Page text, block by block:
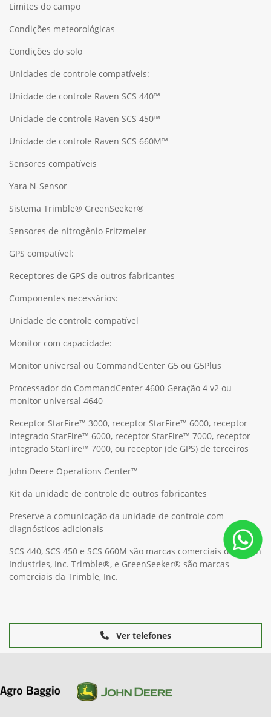
Limites do campo
Condições meteorológicas
Condições do solo
Unidades de controle compatíveis:
Unidade de controle Raven SCS 440™
Unidade de controle Raven SCS 450™
Unidade de controle Raven SCS 660M™
Sensores compatíveis
Yara N-Sensor
Sistema Trimble® GreenSeeker®
Sensores de nitrogênio Fritzmeier
GPS compatível:
Receptores de GPS de outros fabricantes
Componentes necessários:
Unidade de controle compatível
Monitor com capacidade:
Monitor universal ou CommandCenter G5 ou G5Plus
Processador do CommandCenter 4600 Geração 4 v2 ou
monitor universal 4640
Receptor StarFire™ 3000, receptor StarFire™ 6000, receptor
integrado StarFire™ 6000, receptor StarFire™ 7000, receptor
integrado StarFire™ 7000, ou receptor (de GPS) de terceiros
John Deere Operations Center™
Kit da unidade de controle de outros fabricantes
Preserve a comunicação da unidade de controle com
diagnósticos adicionais
SCS 440, SCS 450 e SCS 660M são marcas comerciais da Raven
Industries, Inc. Trimble®, e GreenSeeker® são marcas
comerciais da Trimble, Inc.
Ver telefones